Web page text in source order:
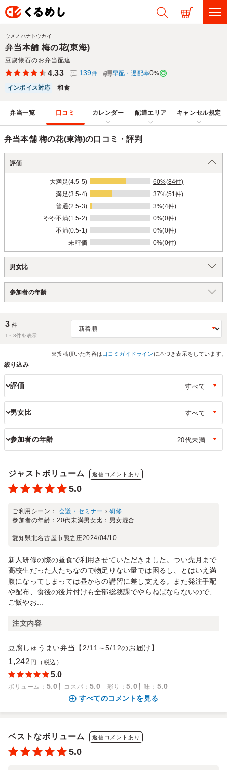
弁当本舗 梅の花(東海)
豆腐懐石のお弁当配達
ウメノハナトウカイ
4.33 139件 早配・遅配率0%
インボイス対応
和食
弁当一覧 口コミ カレンダー 配達エリア キャンセル規定
弁当本舗 梅の花(東海)の口コミ・評判
評価
大満足(4.5-5)
60%(84件)
満足(3.5-4)
37%(51件)
普通(2.5-3)
3%(4件)
やや不満(1.5-2)
0%(0件)
不満(0.5-1)
0%(0件)
未評価
0%(0件)
男女比
参加者の年齢
3 件
1～3件を表示
※投稿頂いた内容は口コミガイドライン に基づき表示をしています。
絞り込み
評価
男女比
参加者の年齢
ジャストボリューム 返信コメントあり
5.0
ご利用シーン： 会議・セミナー › 研修
参加者の年齢：20代未満男女比： 男女混合
愛知県北名古屋市熊之庄2024/04/10
新人研修の際の昼食で利用させていただきました。つい先月まで
高校生だった人たちなので物足りない量では困るし、とはいえ満
腹になってしまっては昼からの講習に差し支える。また発注手配
や配布、食後の後片付けも全部総務課でやらねばならないので、
ご飯やお...
注文内容
豆腐しゅうまい弁当【2/11～5/12のお届け】
1,242 円（税込）
5.0
ボリューム ： 5.0 コスパ ： 5.0 彩り ：5.0 味 ： 5.0
すべてのコメントを見る
ベストなボリューム 返信コメントあり
5.0